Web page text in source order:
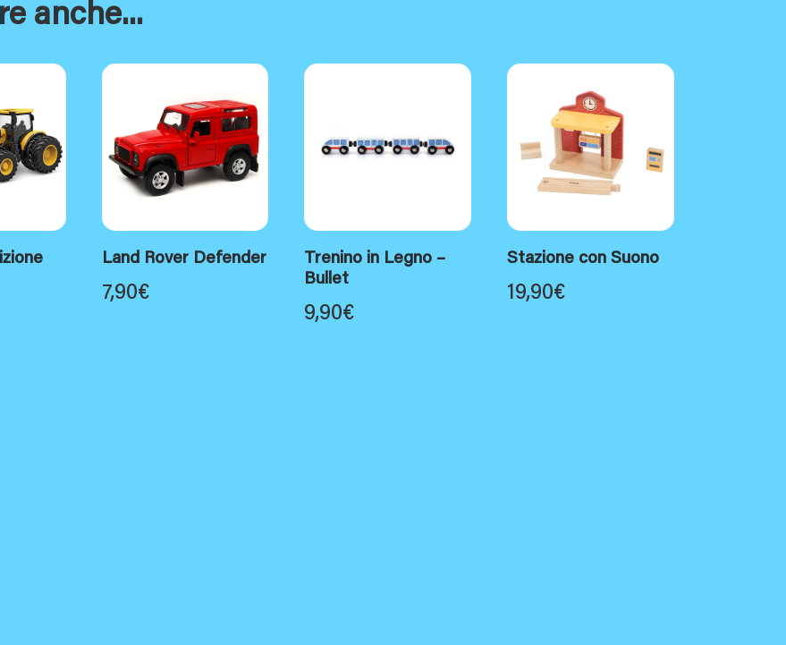
anche...
Land Rover Defender
7,90€
Trenino in Legno –
Bullet
9,90€
Stazione con Suono
19,90€